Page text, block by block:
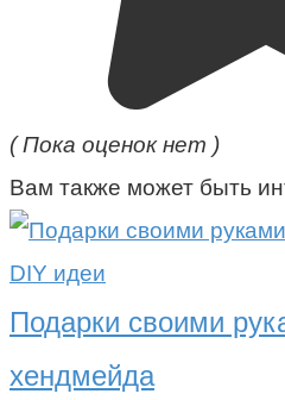
( Пока оценок нет )
Вам также может быть
DIY идеи
Подарки своими
хендмейда